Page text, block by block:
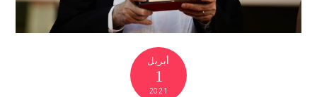
أبريل
1
2021